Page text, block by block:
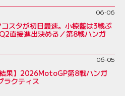
06-06
スタが初日最速。小椋藍は3戦ぶ
直接進出決める／第8戦ハンガ
06-05
結果】2026MotoGP第8戦ハンガ
ラクティス